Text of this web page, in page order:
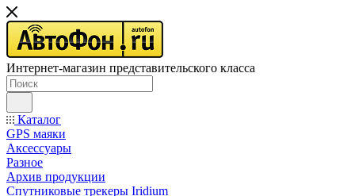
Интернет-магазин представительского класса
Каталог
GPS маяки
Аксессуары
Разное
Архив продукции
Спутниковые трекеры Iridium